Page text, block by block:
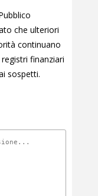
che ulteriori
continuano
finanziari
sospetti.